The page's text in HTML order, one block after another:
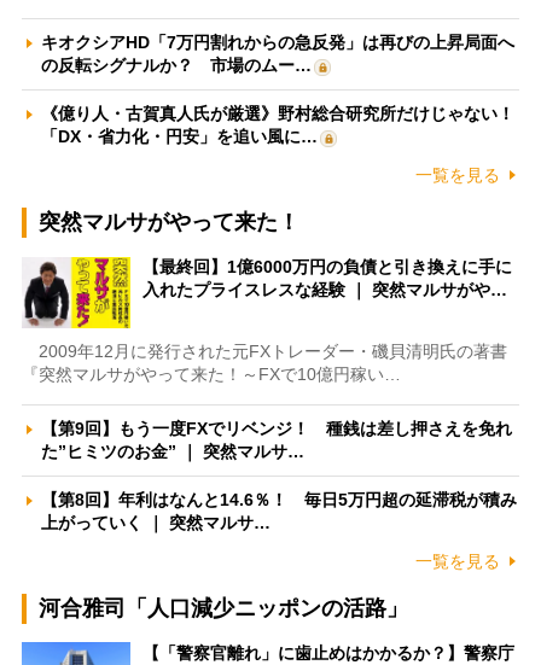
キオクシアHD「7万円割れからの急反発」は再びの上昇局面へ
の反転シグナルか？ 市場のムー…
《億り人・古賀真人氏が厳選》野村総合研究所だけじゃない！
「DX・省力化・円安」を追い風に…
一覧を見る
突然マルサがやって来た！
【最終回】1億6000万円の負債と引き換えに手に
入れたプライスレスな経験 ｜ 突然マルサがや…
2009年12月に発行された元FXトレーダー・磯貝清明氏の著書
『突然マルサがやって来た！～FXで10億円稼い…
【第9回】もう一度FXでリベンジ！ 種銭は差し押さえを免れ
た”ヒミツのお金” ｜ 突然マルサ…
【第8回】年利はなんと14.6％！ 毎日5万円超の延滞税が積み
上がっていく ｜ 突然マルサ…
一覧を見る
河合雅司「人口減少ニッポンの活路」
【「警察官離れ」に歯止めはかかるか？】警察庁